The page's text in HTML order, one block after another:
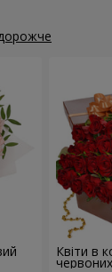
Квіти в